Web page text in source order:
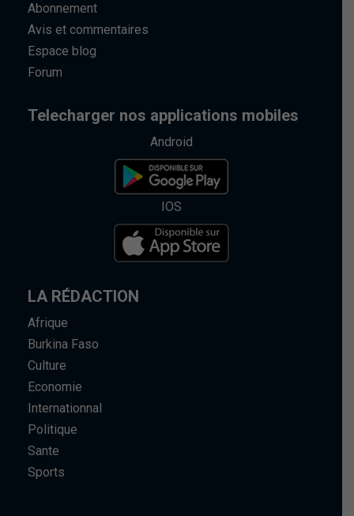
Abonnement
Avis et commentaires
Espace blog
Forum
Telecharger nos applications mobiles
Android
IOS
LA RÉDACTION
Afrique
Burkina Faso
Culture
Economie
Internationnal
Politique
Sante
Sports